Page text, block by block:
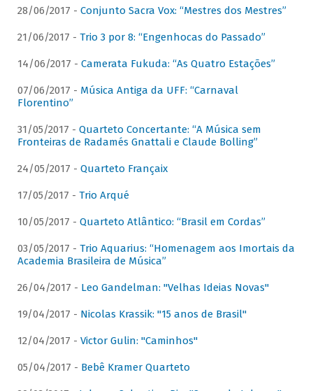
28/06/2017 - Conjunto Sacra Vox: “Mestres dos Mestres”
21/06/2017 - Trio 3 por 8: “Engenhocas do Passado”
14/06/2017 - Camerata Fukuda: “As Quatro Estações”
07/06/2017 - Música Antiga da UFF: “Carnaval
Florentino”
31/05/2017 - Quarteto Concertante: “A Música sem
Fronteiras de Radamés Gnattali e Claude Bolling”
24/05/2017 - Quarteto Françaix
17/05/2017 - Trio Arqué
10/05/2017 - Quarteto Atlântico: “Brasil em Cordas”
03/05/2017 - Trio Aquarius: “Homenagem aos Imortais da
Academia Brasileira de Música”
26/04/2017 - Leo Gandelman: "Velhas Ideias Novas"
19/04/2017 - Nicolas Krassik: "15 anos de Brasil"
12/04/2017 - Victor Gulin: "Caminhos"
05/04/2017 - Bebê Kramer Quarteto